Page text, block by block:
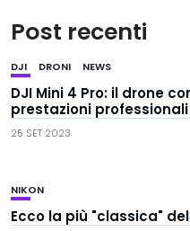
Post recenti
DJI DRONI NEWS
DJI Mini 4 Pro: il drone
prestazioni professionali
25 SET 2023
NIKON
Ecco la più "classica"